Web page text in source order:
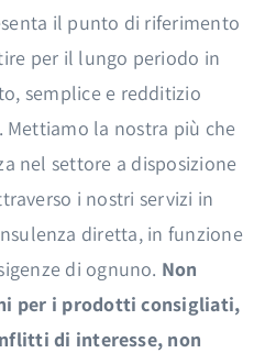
il punto di riferimento
per il lungo periodo in
semplice e redditizio
Mettiamo la nostra più che
nel settore a disposizione
i nostri servizi in
diretta, in funzione
di ognuno. Non
per i prodotti consigliati,
di interesse, non